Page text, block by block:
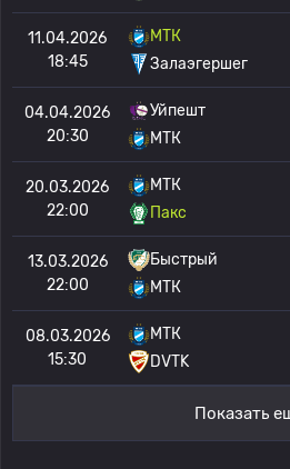
11.04.2026
18:45
МТК
Залаэгершег
04.04.2026
20:30
Уйпешт
МТК
20.03.2026
22:00
МТК
Пакс
13.03.2026
22:00
Быстрый
МТК
08.03.2026
15:30
МТК
DVTK
Показать